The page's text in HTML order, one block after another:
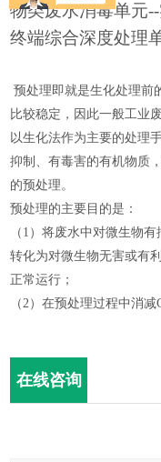
物类废水消毒单元
终端综合深度处理
预处理即就是生化处理前
比较稳定，因此一般工业
以生化法作为主要的处理
抑制、有毒害的有机物质
的预处理。
预处理的主要目的是：
（1）将废水中对微生物
转化为对微生物无害或有
正常运行；
（2）在预处理过程中消
在线咨询